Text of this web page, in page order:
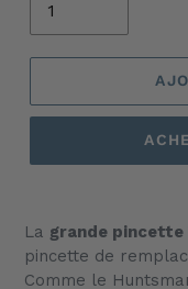
produit
à
La grande pincette
pincette de
Comme le